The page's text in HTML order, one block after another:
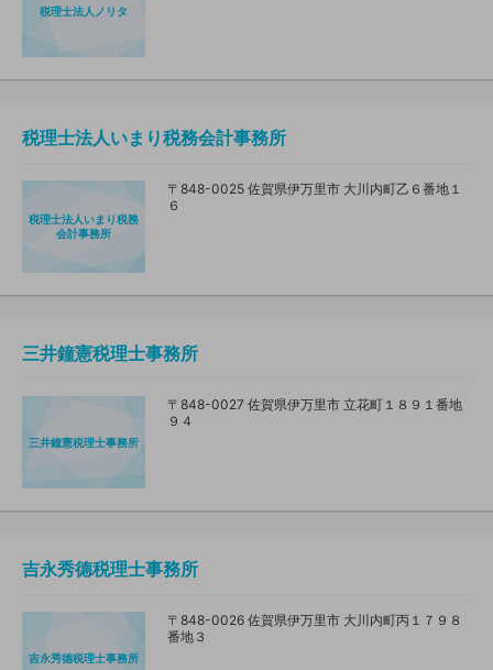
税理士法人ノリタ
税理士法人いまり税務会計事務所
税理士法人いまり税務
会計事務所
〒848-0025 佐賀県伊万里市 大川内町乙６番地１
６
三井鐘憲税理士事務所
三井鐘憲税理士事務所
〒848-0027 佐賀県伊万里市 立花町１８９１番地
９４
吉永秀德税理士事務所
吉永秀德税理士事務所
〒848-0026 佐賀県伊万里市 大川内町丙１７９８
番地３